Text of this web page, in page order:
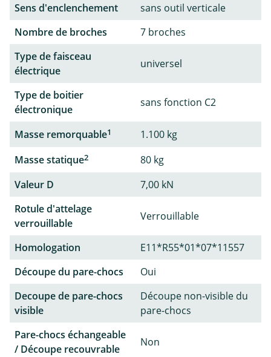
Sens d'enclenchement
sans outil verticale
Nombre de broches
7 broches
Type de faisceau
électrique
universel
Type de boitier
électronique
sans fonction C2
Masse remorquable1
1.100 kg
Masse statique2
80 kg
Valeur D
7,00 kN
Rotule d'attelage
verrouillable
Verrouillable
Homologation
E11*R55*01*07*11557
Découpe du pare-chocs
Oui
Decoupe de pare-chocs
visible
Découpe non-visible du
pare-chocs
Pare-chocs échangeable
/ Découpe recouvrable
Non